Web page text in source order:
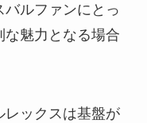
ルファンにとっ
な魅力となる場合
レックスは基盤が